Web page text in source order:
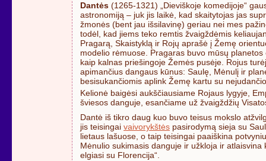
Dantės (1265-1321) „Dieviškoje komedijoje“
astronomiją – juk jis laikė, kad skaitytojas jas
žmonės (bent jau išsilavinę) geriau nei mes
todėl, kad jiems teko remtis žvaigždėmis
Pragarą, Skaistyklą ir Rojų aprašė į Žemę
modelio rėmuose. Pragaras buvo mūsų planetos
kaip kalnas priešingoje Žemės pusėje. Rojus
apimančius dangaus kūnus: Saulę, Mėnulį ir
besisukančiomis aplink Žemę kartu su
Kelionė baigėsi aukščiausiame Rojaus lygyje,
šviesos danguje, esančiame už žvaigždžių
Dantė iš tikro daug kuo buvo teisus mokslo
jis teisingai vaivorykštės pasirodymą sieja su
lietaus lašuose, o taip teisingai paaiškina
Mėnulio sukimasis danguje ir užkloja ir atlaisvina
elgiasi su Florencija“.